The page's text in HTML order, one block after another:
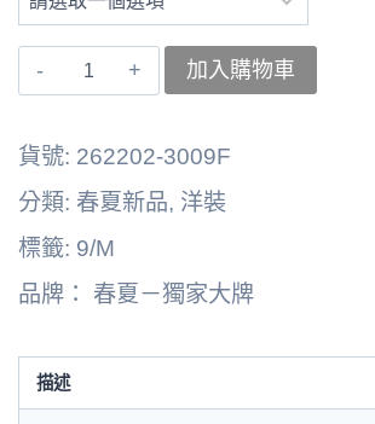
〚獨
洋
裝
262202-
數
量
加入購物車
貨號: 262202-3009F
分類: 春夏新品, 洋裝
標籤: 9/M
品牌： 春夏－獨家大牌
描述